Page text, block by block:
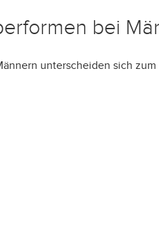
bei
unterscheiden sich zum